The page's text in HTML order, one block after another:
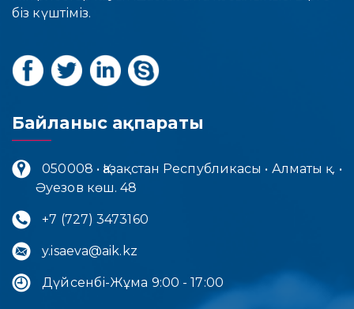
біз күштіміз.
Байланыс ақпараты
050008 • Қазақстан Республикасы • Алматы қ. •
Әуезов көш. 48
+7 (727) 3473160
y.isaeva@aik.kz
Дүйсенбі-Жұма 9:00 - 17:00